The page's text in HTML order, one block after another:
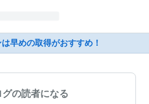
早めの取得がおすすめ！
グの読者になる